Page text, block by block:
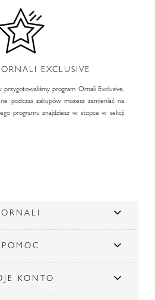
EXCLUSIVE
przygotowaliśmy program Ornali Exclusive,
podczas zakupów możesz zamieniać na
programu znajdziesz w stopce w sekcji
ORNALI
POMOC
KONTO